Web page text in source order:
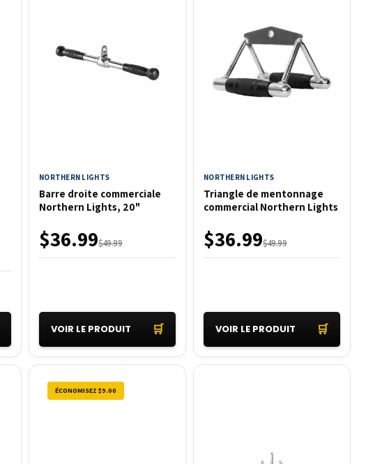
NORTHERN LIGHTS
Barre droite commerciale
Northern Lights, 20"
$49.99
$36.99
VOIR LE PRODUIT 🛒
NORTHERN LIGHTS
Triangle de mentonnage
commercial Northern Lights
$49.99
$36.99
VOIR LE PRODUIT 🛒
ÉCONOMISEZ $9.00